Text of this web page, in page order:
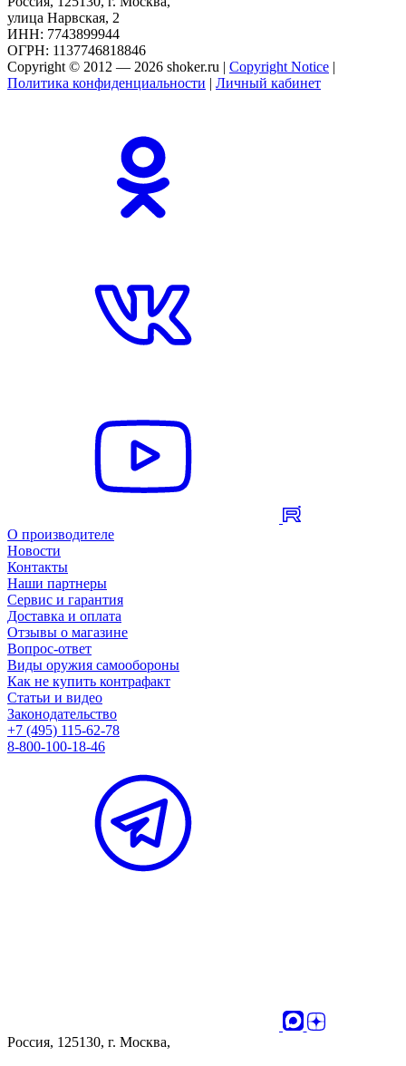
улица Нарвская, 2
ИНН: 7743899944
ОГРН: 1137746818846
Copyright © 2012 — 2026 shoker.ru | Copyright Notice |
Политика конфиденциальности | Личный кабинет
О производителе
Новости
Контакты
Наши партнеры
Сервис и гарантия
Доставка и оплата
Отзывы о магазине
Вопрос-ответ
Виды оружия самообороны
Как не купить контрафакт
Статьи и видео
Законодательство
+7 (495) 115-62-78
8-800-100-18-46
Россия, 125130, г. Москва,